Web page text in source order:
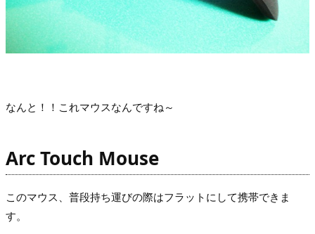
なんと！！これマウスなんですね～
Arc Touch Mouse
このマウス、普段持ち運びの際はフラットにして携帯できま
す。